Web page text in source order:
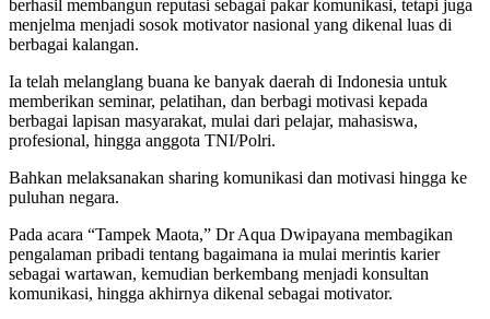
berhasil membangun reputasi sebagai pakar komunikasi, tetapi juga
menjelma menjadi sosok motivator nasional yang dikenal luas di
berbagai kalangan.
Ia telah melanglang buana ke banyak daerah di Indonesia untuk
memberikan seminar, pelatihan, dan berbagi motivasi kepada
berbagai lapisan masyarakat, mulai dari pelajar, mahasiswa,
profesional, hingga anggota TNI/Polri.
Bahkan melaksanakan sharing komunikasi dan motivasi hingga ke
puluhan negara.
Pada acara “Tampek Maota,” Dr Aqua Dwipayana membagikan
pengalaman pribadi tentang bagaimana ia mulai merintis karier
sebagai wartawan, kemudian berkembang menjadi konsultan
komunikasi, hingga akhirnya dikenal sebagai motivator.